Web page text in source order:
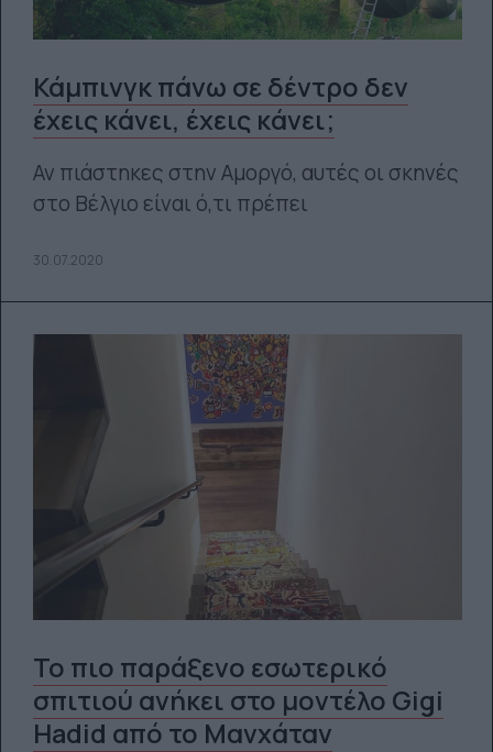
Κάμπινγκ πάνω σε δέντρο δεν
έχεις κάνει, έχεις κάνει;
Αν πιάστηκες στην Αμοργό, αυτές οι σκηνές
στο Βέλγιο είναι ό,τι πρέπει
30.07.2020
Το πιο παράξενο εσωτερικό
σπιτιού ανήκει στο μοντέλο Gigi
Hadid από το Μανχάταν